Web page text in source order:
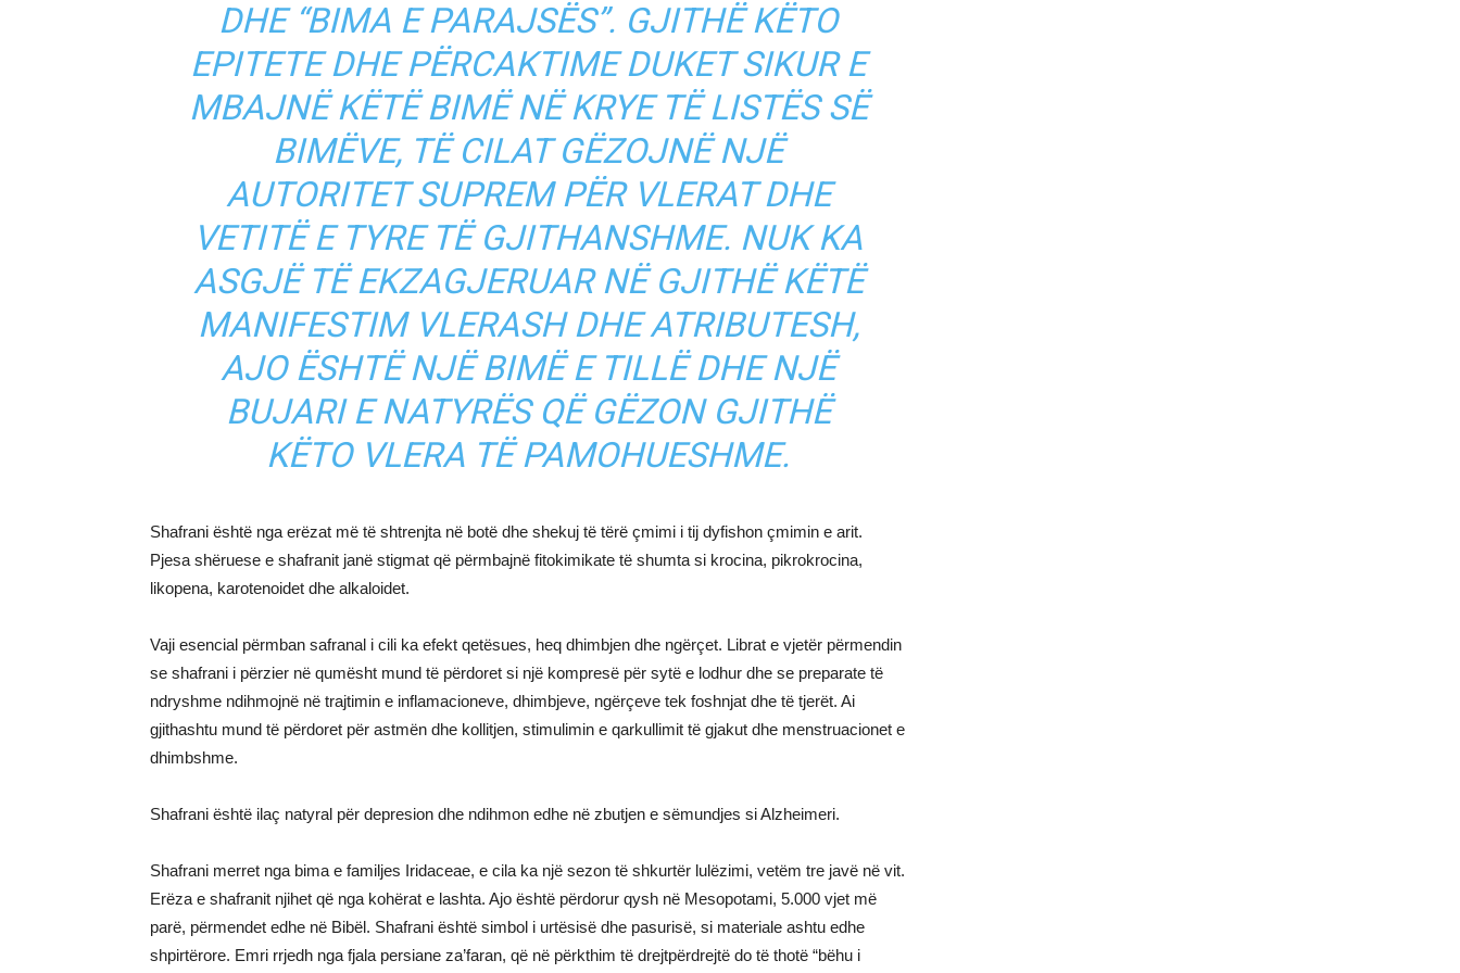
DHE “BIMA E PARAJSËS”. GJITHË KËTO
EPITETE DHE PËRCAKTIME DUKET SIKUR E
MBAJNË KËTË BIMË NË KRYE TË LISTËS SË
BIMËVE, TË CILAT GËZOJNË NJË
AUTORITET SUPREM PËR VLERAT DHE
VETITË E TYRE TË GJITHANSHME. NUK KA
ASGJË TË EKZAGJERUAR NË GJITHË KËTË
MANIFESTIM VLERASH DHE ATRIBUTESH,
AJO ËSHTË NJË BIMË E TILLË DHE NJË
BUJARI E NATYRËS QË GËZON GJITHË
KËTO VLERA TË PAMOHUESHME.
Shafrani është nga erëzat më të shtrenjta në botë dhe shekuj të tërë çmimi i tij dyfishon çmimin e arit.
Pjesa shëruese e shafranit janë stigmat që përmbajnë fitokimikate të shumta si krocina, pikrokrocina,
likopena, karotenoidet dhe alkaloidet.
Vaji esencial përmban safranal i cili ka efekt qetësues, heq dhimbjen dhe ngërçet. Librat e vjetër përmendin
se shafrani i përzier në qumësht mund të përdoret si një kompresë për sytë e lodhur dhe se preparate të
ndryshme ndihmojnë në trajtimin e inflamacioneve, dhimbjeve, ngërçeve tek foshnjat dhe të tjerët. Ai
gjithashtu mund të përdoret për astmën dhe kollitjen, stimulimin e qarkullimit të gjakut dhe menstruacionet e
dhimbshme.
Shafrani është ilaç natyral për depresion dhe ndihmon edhe në zbutjen e sëmundjes si Alzheimeri.
Shafrani merret nga bima e familjes Iridaceae, e cila ka një sezon të shkurtër lulëzimi, vetëm tre javë në vit.
Erëza e shafranit njihet që nga kohërat e lashta. Ajo është përdorur qysh në Mesopotami, 5.000 vjet më
parë, përmendet edhe në Bibël. Shafrani është simbol i urtësisë dhe pasurisë, si materiale ashtu edhe
shpirtërore. Emri rrjedh nga fjala persiane za’faran, që në përkthim të drejtpërdrejtë do të thotë “bëhu i